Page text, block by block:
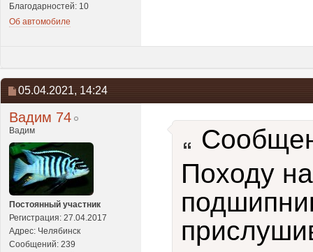
Благодарностей: 10
Об автомобиле
05.04.2021, 14:24
Вадим 74
Вадим
Постоянный участник
Регистрация: 27.04.2017
Адрес: Челябинск
Сообщений: 239
Походу